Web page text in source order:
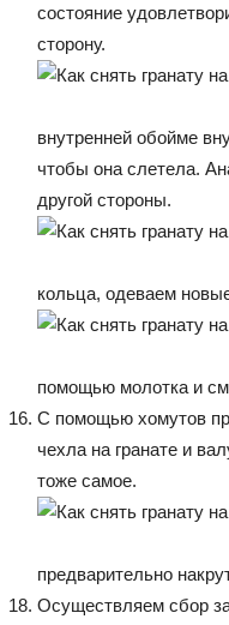
состояние
сторону.
внутренней обойме
чтобы она слетела.
другой стороны.
кольца, одеваем
помощью молотка и
С помощью хомутов
чехла на гранате и
тоже самое.
предварительно
Осуществляем сбор